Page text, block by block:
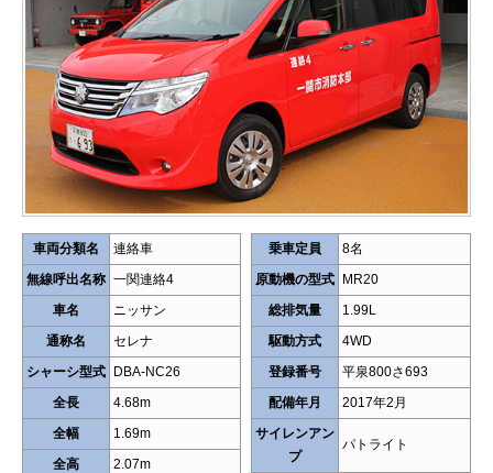
車両分類名
連絡車
無線呼出名称 一関連絡4
車名
ニッサン
通称名
セレナ
シャーシ型式 DBA-NC26
全長
4.68m
全幅
1.69m
全高
2.07m
乗車定員
8名
原動機の型式 MR20
総排気量
1.99L
駆動方式
4WD
登録番号
平泉800さ693
配備年月
2017年2月
サイレンアン
プ
パトライト